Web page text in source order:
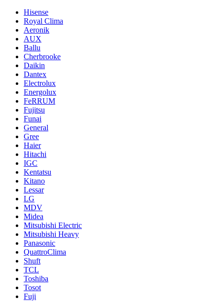
Hisense
Royal Clima
Aeronik
AUX
Ballu
Cherbrooke
Daikin
Dantex
Electrolux
Energolux
FeRRUM
Fujitsu
Funai
General
Gree
Haier
Hitachi
IGC
Kentatsu
Kitano
Lessar
LG
MDV
Midea
Mitsubishi Electric
Mitsubishi Heavy
Panasonic
QuattroClima
Shuft
TCL
Toshiba
Tosot
Fuji